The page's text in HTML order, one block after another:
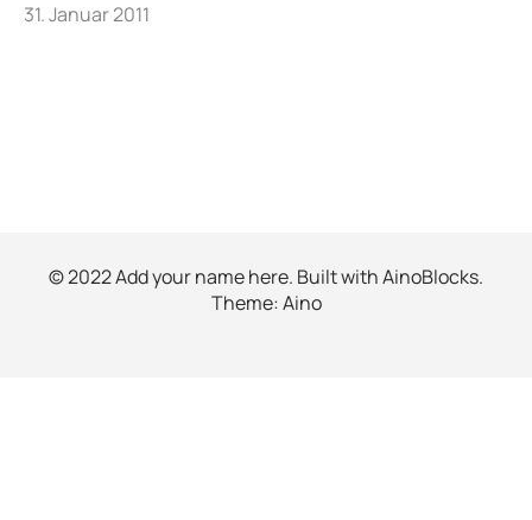
31. Januar 2011
© 2022 Add your name here. Built withAinoBlocks.
Theme:Aino